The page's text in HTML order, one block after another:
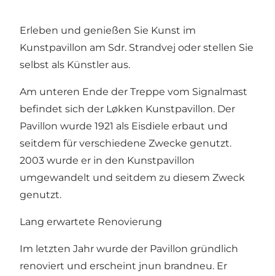
Erleben und genießen Sie Kunst im
Kunstpavillon am Sdr. Strandvej oder stellen Sie
selbst als Künstler aus.
Am unteren Ende der Treppe vom Signalmast
befindet sich der Løkken Kunstpavillon. Der
Pavillon wurde 1921 als Eisdiele erbaut und
seitdem für verschiedene Zwecke genutzt.
2003 wurde er in den Kunstpavillon
umgewandelt und seitdem zu diesem Zweck
genutzt.
Lang erwartete Renovierung
Im letzten Jahr wurde der Pavillon gründlich
renoviert und erscheint jnun brandneu. Er